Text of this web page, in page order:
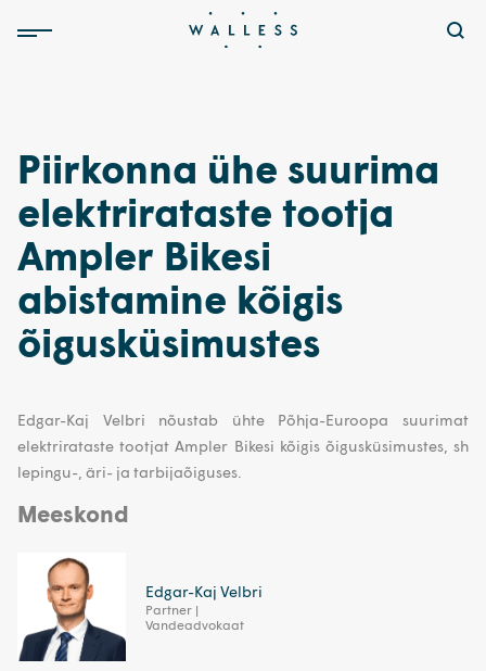
Piirkonna ühe suurima
elektrirataste tootja
Ampler Bikesi
abistamine kõigis
õigusküsimustes
Edgar-Kaj Velbri nõustab ühte Põhja-Euroopa suurimat
elektrirataste tootjat Ampler Bikesi kõigis õigusküsimustes, sh
lepingu-, äri- ja tarbijaõiguses.
Meeskond
Edgar-Kaj Velbri
Partner |
Vandeadvokaat